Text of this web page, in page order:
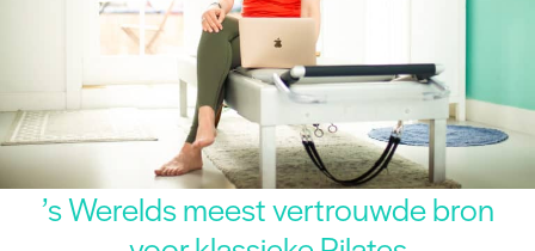
’s Werelds meest vertrouwde bron